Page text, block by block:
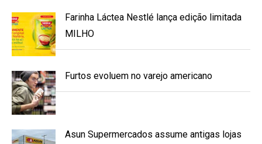
Farinha Láctea Nestlé lança edição limitada
MILHO
Furtos evoluem no varejo americano
Asun Supermercados assume antigas lojas